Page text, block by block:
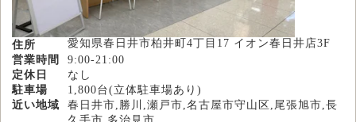
住所
愛知県春日井市柏井町4丁目17 イオン春日井店3F
営業時間
9:00-21:00
定休日
なし
駐車場
1,800台(立体駐車場あり)
近い地域
春日井市,勝川,瀬戸市,名古屋市守山区,尾張旭市,長